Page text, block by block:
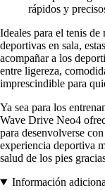
rápidos y
Ideales para el tenis
deportivas en sala,
acompañar a los
entre ligereza,
imprescindible para
Ya sea para los
Wave Drive Neo4
para desenvolverse
experiencia deportiva
salud de los pies
Información